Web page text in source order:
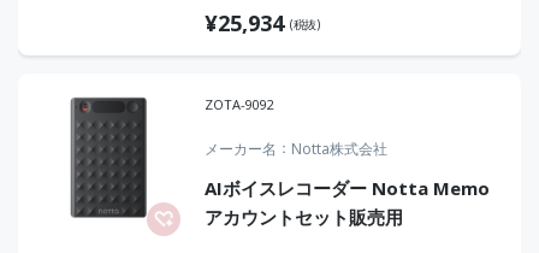
¥25,934 (税抜)
ZOTA-9092
メーカー名 Notta株式会社
AIボイスレコーダー Notta Memo
アカウントセット販売用